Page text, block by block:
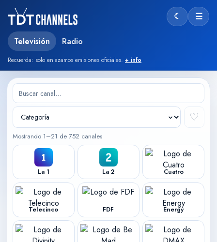
Televisión Radio
Recuerda: solo enlazamos emisiones oficiales. + info
☾Modo☰
♡
Mostrando 1–21 de 752 canales
La 1 La 2 Cuatro
Telecinco FDF Energy